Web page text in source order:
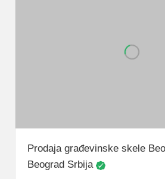
Prodaja građevinske skele
Beograd Srbija